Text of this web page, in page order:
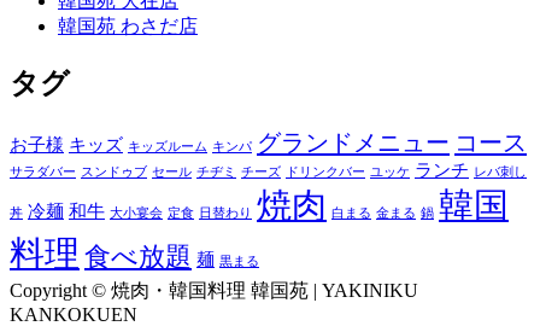
韓国苑 わさだ店
タグ
お子様 キッズ キッズルーム キンパ グランドメニュー コース
サラダバー スンドゥブ セール チヂミ チーズ ドリンクバー ユッケ ランチ レバ刺し
丼 冷麺 和牛 大小宴会 定食 日替わり 焼肉 白まる 金まる 鍋 韓国
料理 食べ放題 麺 黒まる
Copyright © 焼肉・韓国料理 韓国苑 | YAKINIKU
KANKOKUEN